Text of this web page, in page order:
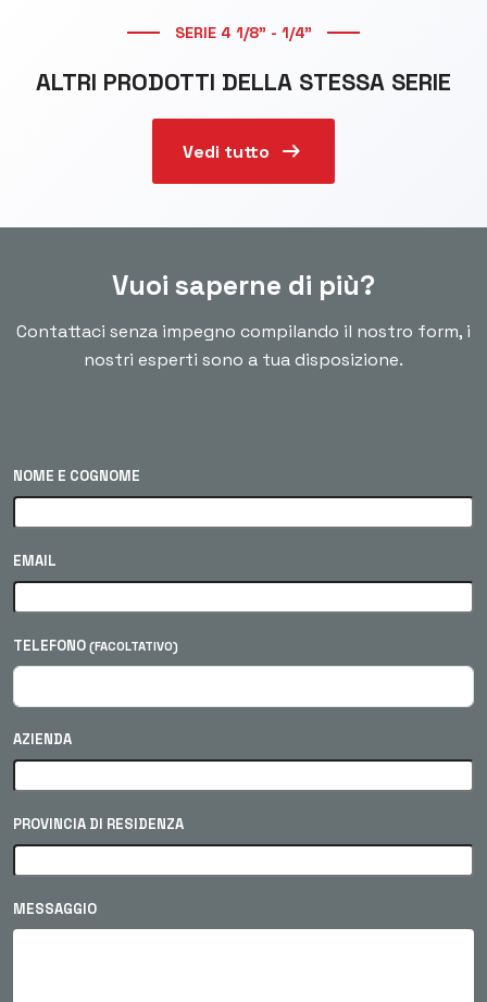
SERIE 4 1/8" - 1/4"
ALTRI PRODOTTI DELLA STESSA SERIE
Vedi tutto arrow_right_alt
Vuoi saperne di più?
Contattaci senza impegno compilando il nostro form, i
nostri esperti sono a tua disposizione.
NOME E COGNOME
EMAIL
TELEFONO (FACOLTATIVO)
AZIENDA
PROVINCIA DI RESIDENZA
MESSAGGIO